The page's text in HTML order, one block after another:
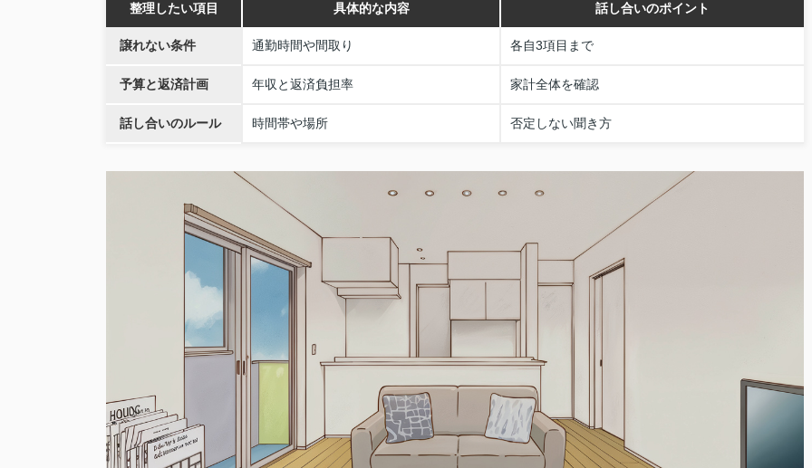
整理したい項目 具体的な内容 話し合いのポイント
譲れない条件 通勤時間や間取り 各自3項目まで
予算と返済計画 年収と返済負担率 家計全体を確認
話し合いのルール 時間帯や場所 否定しない聞き方